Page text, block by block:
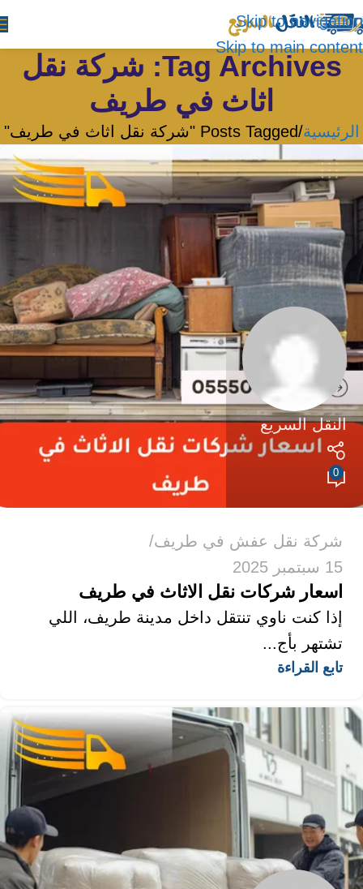
Skip to navigation
Skip to main content
Tag Archives: شركة نقل
اثاث في طريف
الرئيسية Posts Tagged "شركة نقل اثاث في طريف"
النقل السريع
0
شركة نقل عفش في طريف
15 سبتمبر 2025
اسعار شركات نقل الاثاث في طريف
إذا كنت ناوي تنتقل داخل مدينة طريف، اللي
تشتهر بأج...
تابع القراءة